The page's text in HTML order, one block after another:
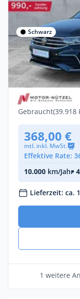
Schwarz
Privat & Gewerbe
Volkswagen
LINE
Benzin •Automatik •
Gebraucht(39.918
368,00 €
mtl. inkl. MwSt.
Effektive Rate:
10.000 km/Jahr
•
Lieferzeit: ca.
1 weitere